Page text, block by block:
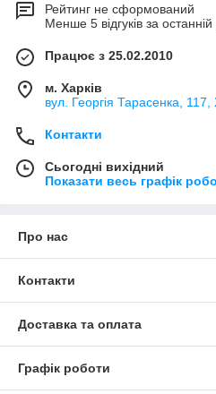
Рейтинг не сформований
Менше 5 відгуків за останній
Працює з 25.02.2010
м. Харків
вул. Георгія Тарасенка, 117,
Контакти
Сьогодні вихідний
Показати весь графік
Про нас
Контакти
Доставка та оплата
Графік роботи